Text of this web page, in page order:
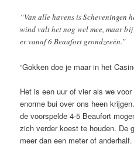
“Van alle havens is Scheveningen
wind valt het nog wel mee, maar
er vanaf 6 Beaufort grondzeeën.”
“Gokken doe je maar in het
Het is een uur of vier als we
enorme bui over ons heen
de voorspelde 4-5 Beaufort
zich verder koest te houden. De
meer dan een meter of anderhalf.